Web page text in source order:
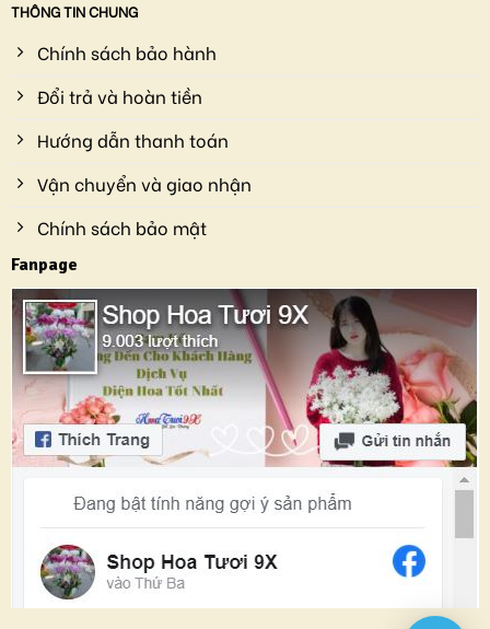
THÔNG TIN CHUNG
Chính sách bảo hành
Đổi trả và hoàn tiền
Hướng dẫn thanh toán
Vận chuyển và giao nhận
Chính sách bảo mật
Fanpage